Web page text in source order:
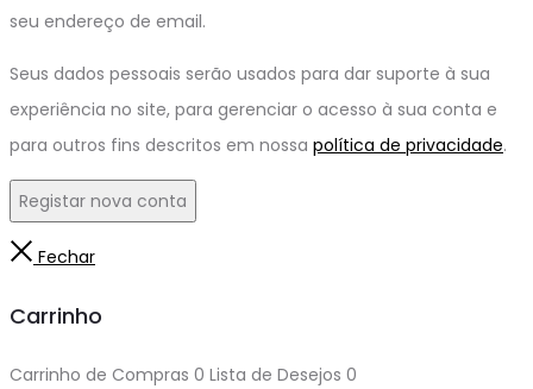
seu endereço de email.
Seus dados pessoais serão usados ​​para dar suporte à sua
experiência no site, para gerenciar o acesso à sua conta e
para outros fins descritos em nossa política de privacidade.
Registar nova conta
Fechar
Carrinho
Carrinho de Compras 0 Lista de Desejos 0